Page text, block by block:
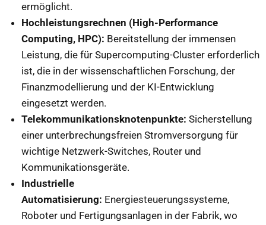
ermöglicht.
Hochleistungsrechnen (High-Performance
Computing, HPC): Bereitstellung der immensen
Leistung, die für Supercomputing-Cluster erforderlich
ist, die in der wissenschaftlichen Forschung, der
Finanzmodellierung und der KI-Entwicklung
eingesetzt werden.
Telekommunikationsknotenpunkte: Sicherstellung
einer unterbrechungsfreien Stromversorgung für
wichtige Netzwerk-Switches, Router und
Kommunikationsgeräte.
Industrielle
Automatisierung: Energiesteuerungssysteme,
Roboter und Fertigungsanlagen in der Fabrik, wo